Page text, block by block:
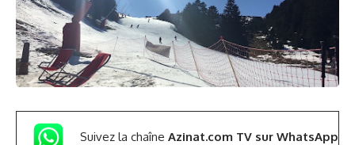
Suivez la chaîne Azinat.com TV sur WhatsApp